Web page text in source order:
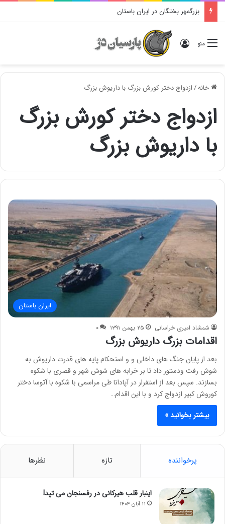
بزرگمهر بختگان در ایران باستان
منو ورود
خانه/ازدواج دختر کورش بزرگ با داریوش بزرگ
ازدواج دختر کورش بزرگ
با داریوش بزرگ
ایران باستان
شمشاد امیری خراسانی ۲۵ بهمن ۱۳۹۱ ۰
اقدامات بزرگ داریوش بزرگ
بعد از پایان جنگ های داخلی و و استحکام پایه های قدرت داریوش به
شوش رفت ودستور داد تا بر خرابه های شوش شهر و قصری با شکوه
بسازند. سپس بعد از استفرار در آپادانا طی مراسمی با شکوه با آتوسا دختر
کوروش کبیر ازدواج کرد و با این اقدام…
بیشتر بخوانید »
پرخواننده تازه نظرها
اینبار قلب هیرکانی در رفسنجان می تپد!
۱۱ آبان ۱۴۰۴